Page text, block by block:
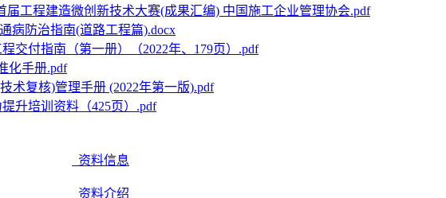
届工程建造微创新技术大赛(成果汇编) 中国施工企业管理协会.pdf
病防治指南(道路工程篇).docx
交付指南（第一册）（2022年、179页）.pdf
化手册.pdf
术复核)管理手册 (2022年第一版).pdf
升培训资料（425页）.pdf
资料信息
资料介绍